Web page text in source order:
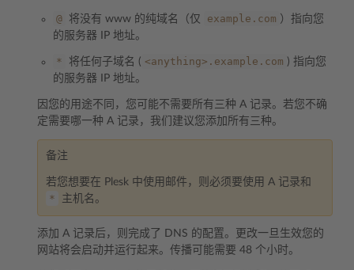
@ 将没有 www 的纯域名（仅 example.com ）指向您
的服务器 IP 地址。
* 将任何子域名 ( <anything>.example.com ) 指向您
的服务器 IP 地址。
因您的用途不同，您可能不需要所有三种 A 记录。若您不确
定需要哪一种 A 记录，我们建议您添加所有三种。
备注
若您想要在 Plesk 中使用邮件，则必须要使用 A 记录和
* 主机名。
添加 A 记录后，则完成了 DNS 的配置。更改一旦生效您的
网站将会启动并运行起来。传播可能需要 48 个小时。